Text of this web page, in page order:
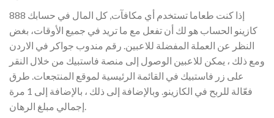
إذا كنت طعاما تستخدم أي مكافآت, كل المال في حسابك 888
كازينو الحساب هو لك أن تفعل مع ما تريد في جميع الأوقات، بغض
النظر عن العملة المفضلة للاعبين. رقم مندوب جواكر في الاردن
ومع ذلك ، يمكن للاعبين الوصول إلى منصة فاستبيك من خلال النقر
على زر فاستبيك في القائمة الرئيسية لموقع المنتجعات. طرق
فعّالة للربح في الكازينو. وبالإضافة إلى ذلك ، بالإضافة إلى 1 مرة